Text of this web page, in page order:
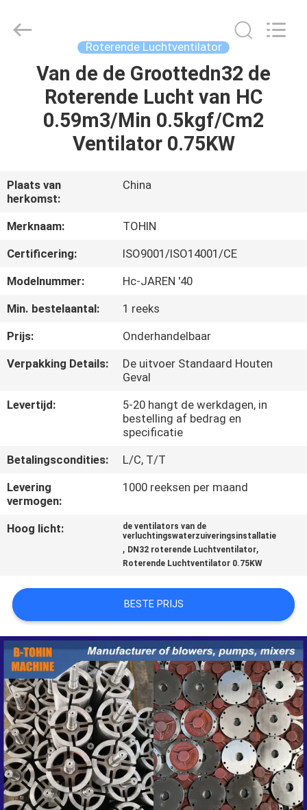
HUIS
PRODUCTEN
ONGEVEER
ONS
FABRIEKSREIS
KWALITEITSCONTROLE
CONTACTEER
OM EEN
CITAAT
NEWS
SITEMAP
PRIVACY
POLICY
Machine
(Jiangsu)
Roterende Luchtventilator
Van de de Groottedn32 de
Roterende Lucht van HC
0.59m3/Min 0.5kgf/Cm2
Ventilator 0.75KW
Plaats van
herkomst:
China
Merknaam:
TOHIN
Certificering:
ISO9001/ISO14001/CE
Modelnummer:
Hc-JAREN '40
Min. bestelaantal:
1 reeks
Prijs:
Onderhandelbaar
Verpakking Details:
De uitvoer Standaard Houten
Geval
Levertijd:
5-20 hangt de werkdagen, in
bestelling af bedrag en
specificatie
Betalingscondities:
L/C, T/T
Levering
vermogen:
1000 reeksen per maand
Hoog licht:
de ventilators van de
verluchtingswaterzuiveringsinstallatie
, DN32 roterende Luchtventilator,
Roterende Luchtventilator 0.75KW
BESTE PRIJS